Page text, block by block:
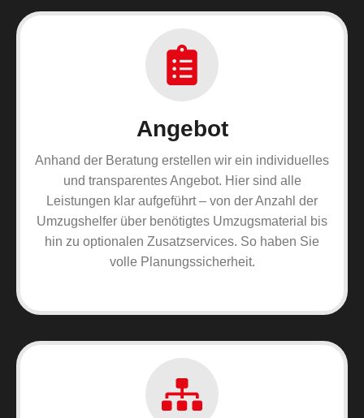
Angebot
Anhand der Beratung erstellen wir ein individuelles
und transparentes Angebot. Hier sind alle
Leistungen klar aufgeführt – von der Anzahl der
Umzugshelfer über benötigtes Umzugsmaterial bis
hin zu optionalen Zusatzservices. So haben Sie
volle Planungssicherheit.